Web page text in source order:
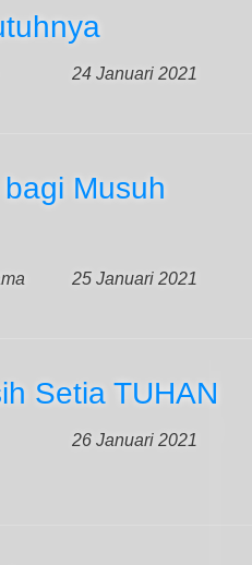
24 Januari 2021
Musuh
25 Januari 2021
Setia TUHAN
26 Januari 2021